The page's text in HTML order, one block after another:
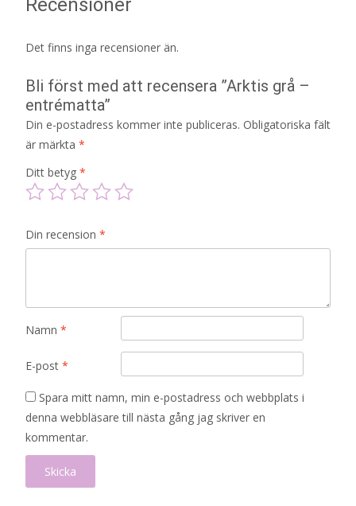
Recensioner
Det finns inga recensioner än.
Bli först med att recensera ”Arktis grå –
entrématta”
Din e-postadress kommer inte publiceras. Obligatoriska fält
är märkta *
Ditt betyg *
Din recension *
Namn *
E-post *
Spara mitt namn, min e-postadress och webbplats i
denna webbläsare till nästa gång jag skriver en
kommentar.